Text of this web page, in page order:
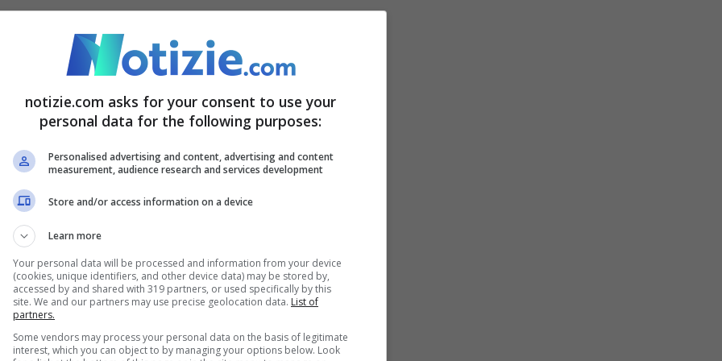
dimenticare quella che è stata la scoperta
parte di Sir Ronald Ross il 20 agosto 1897.
della sua istituzione, un giorno cruciale nella
della prevenzione e della lotta
nella prevenzione
delle amministrazioni pubbliche, è
responsabili per non favorire la
da porre in essere con
l’accumularsi di acqua stagnante nelle
notizie.com asks for your consent to use your
personal data for the following purposes:
Personalised advertising and content, advertising and content
measurement, audience research and services development
Store and/or access information on a device
Learn more
Your personal data will be processed and information from your device
(cookies, unique identifiers, and other device data) may be stored by,
accessed by and shared with 319 partners, or used specifically by this
site. We and our partners may use precise geolocation data. List of
partners.
Some vendors may process your personal data on the basis of legitimate
interest, which you can object to by managing your options below. Look